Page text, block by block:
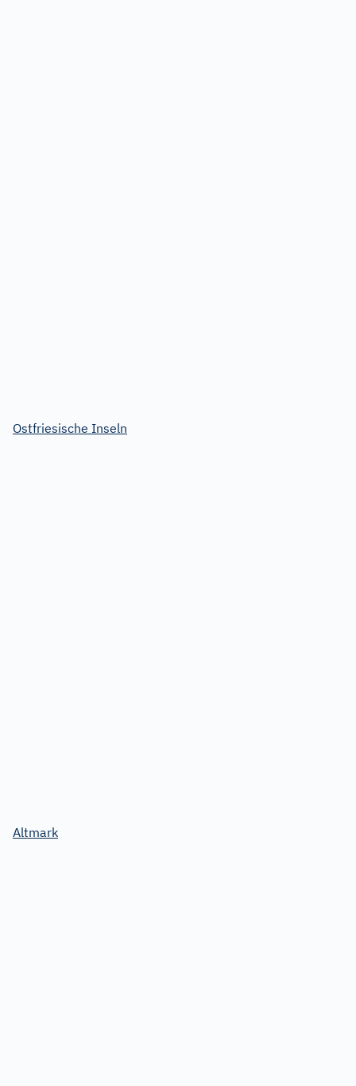
Ostfriesische Inseln
Altmark